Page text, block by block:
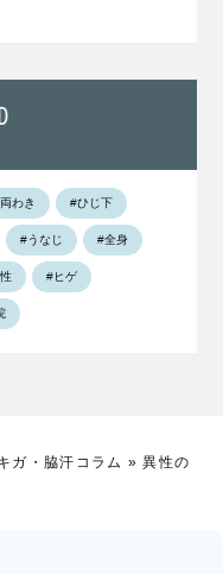
わき #ひじ下
#うなじ #全身
#ヒゲ
ガ・脇汗コラム »異性の